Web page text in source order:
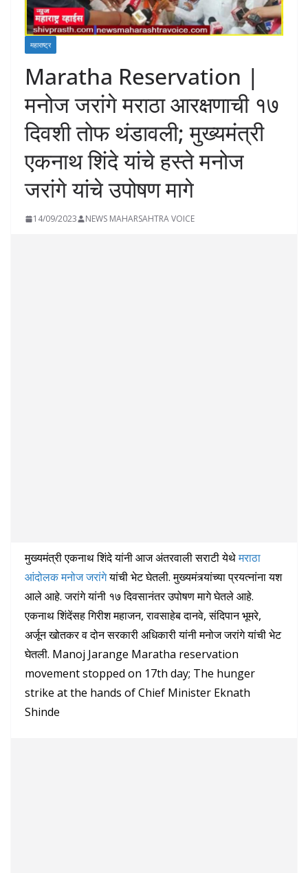
महाराष्ट्र
Maratha Reservation |
मनोज जरांगे मराठा आरक्षणाची १७
दिवशी तोफ थंडावली; मुख्यमंत्री
एकनाथ शिंदे यांचे हस्ते मनोज
जरांगे यांचे उपोषण मागे
14/09/2023 NEWS MAHARSAHTRA VOICE
मुख्यमंत्री एकनाथ शिंदे यांनी आज अंतरवाली सराटी येथेमराठा
आंदोलक मनोज जरांगेयांची भेट घेतली. मुख्यमंत्र्यांच्या प्रयत्नांना यश
आले आहे. जरांगे यांनी १७ दिवसानंतर उपोषण मागे घेतले आहे.
एकनाथ शिंदेंसह गिरीश महाजन, रावसाहेब दानवे, संदिपान भूमरे,
अर्जून खोतकर व दोन सरकारी अधिकारी यांनी मनोज जरांगे यांची भेट
घेतली. Manoj Jarange Maratha reservation
movement stopped on 17th day; The hunger
strike at the hands of Chief Minister Eknath
Shinde